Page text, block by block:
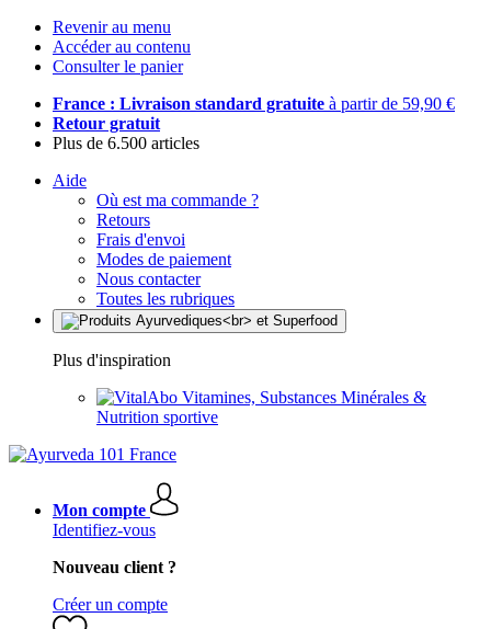
Revenir au menu
Accéder au contenu
Consulter le panier
France : Livraison standard gratuite à partir de 59,90 €
Retour gratuit
Plus de 6.500 articles
Aide
Où est ma commande ?
Retours
Frais d'envoi
Modes de paiement
Nous contacter
Toutes les rubriques
Plus d'inspiration
Vitamines, Substances Minérales &
Nutrition sportive
Mon compte
Identifiez-vous
Nouveau client ?
Créer un compte